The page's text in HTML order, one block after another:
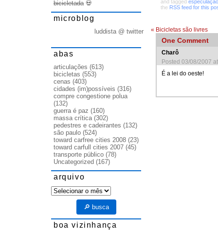
and tagged especulação
the RSS feed for this
« Bicicletas são livres
One Comment
Charô
Posted 03/08/2007
É a lei do oeste!
bicicletada💀
microblog
luddista @ twitter
abas
articulações (613)
bicicletas (553)
cenas (403)
cidades (im)possíveis (316)
compre congestione polua
(132)
guerra é paz (160)
massa crítica(302)
pedestres e cadeirantes (132)
são paulo (524)
toward carfree cities 2008 (23)
toward carfull cities 2007 (45)
transporte público (78)
Uncategorized (167)
arquivo
arquivo
🔎 busca
boa vizinhança